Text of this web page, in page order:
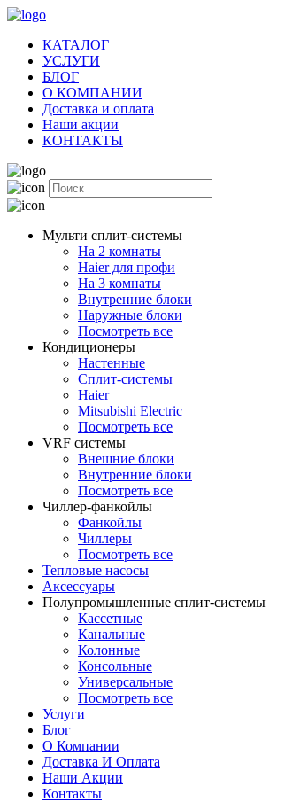
КАТАЛОГ
УСЛУГИ
БЛОГ
О КОМПАНИИ
Доставка и оплата
Наши акции
КОНТАКТЫ
Мульти сплит-системы
На 2 комнаты
Haier для профи
На 3 комнаты
Внутренние блоки
Наружные блоки
Посмотреть все
Кондиционеры
Настенные
Сплит-системы
Haier
Mitsubishi Electric
Посмотреть все
VRF системы
Внешние блоки
Внутренние блоки
Посмотреть все
Чиллер-фанкойлы
Фанкойлы
Чиллеры
Посмотреть все
Тепловые насосы
Аксессуары
Полупромышленные сплит-системы
Кассетные
Канальные
Колонные
Консольные
Универсальные
Посмотреть все
Услуги
Блог
О Компании
Доставка И Оплата
Наши Акции
Контакты